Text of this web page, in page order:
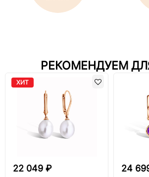
РЕКОМЕНДУЕМ
ХИТ
22 049 ₽ 24